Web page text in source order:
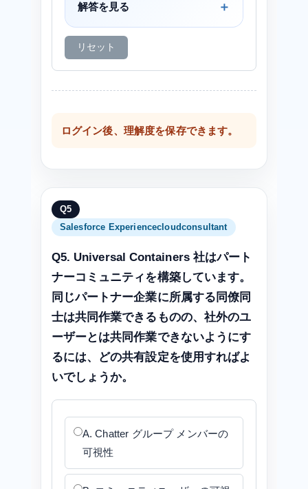
解答を見る
リセット
ログイン後、理解度を保存できます。
Q5
Salesforce Experiencecloudconsultant
Q5. Universal Containers 社はパート
ナーコミュニティを構築しています。
同じパートナー企業に所属する同僚同
士は共同作業できるものの、社外のユ
ーザーとは共同作業できないようにす
るには、どの共有設定を使用すればよ
いでしょうか。
A. Chatter グループ メンバーの
可視性